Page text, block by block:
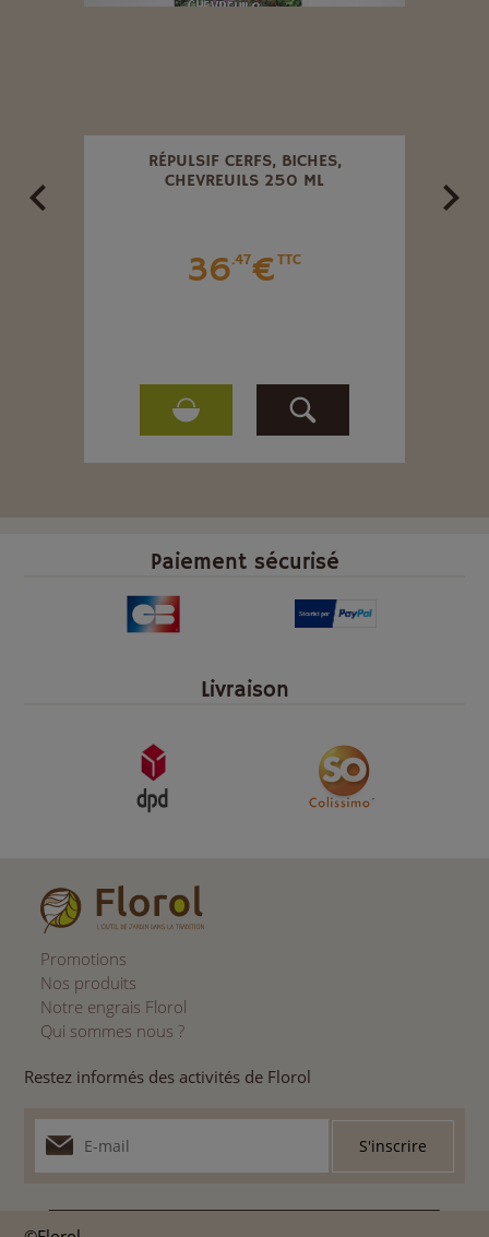
RÉPULSIF CERFS, BICHES,
CHEVREUILS 250 ML
36.47€TTC
Paiement sécurisé
Livraison
Promotions
Nos produits
Notre engrais Florol
Qui sommes nous ?
Restez informés des activités de Florol